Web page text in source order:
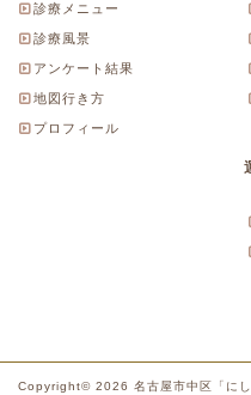
診療メニュー
診療風景
アンケート結果
地図行き方
プロフィール
Copyright© 2026 名古屋市中区「に